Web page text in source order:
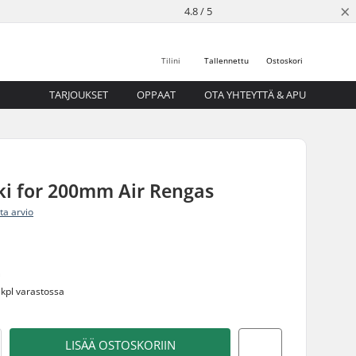
4.8 / 5 ×
Ostoskori
Tallennettu
Tilini
TARJOUKSET OPPAAT OTA YHTEYTTÄ & APU
for 200mm Air Rengas
arvio
varastossa
LISÄÄ OSTOSKORIIN